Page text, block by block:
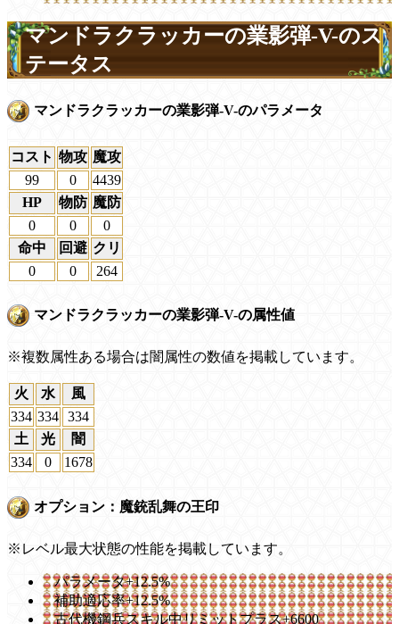
マンドラクラッカーの業影弾-V-のス
テータス
マンドラクラッカーの業影弾-V-のパラメータ
コスト 物攻 魔攻
99
0
4439
HP
物防 魔防
0
0
0
命中
回避 クリ
0
0 264
マンドラクラッカーの業影弾-V-の属性値
※複数属性ある場合は闇属性の数値を掲載しています。
火 水
風
334 334 334
土
光
闇
334
0 1678
オプション：魔銃乱舞の王印
※レベル最大状態の性能を掲載しています。
パラメータ+12.5%
補助適応率+12.5%
古代機鋼兵スキル中リミットプラス+6600